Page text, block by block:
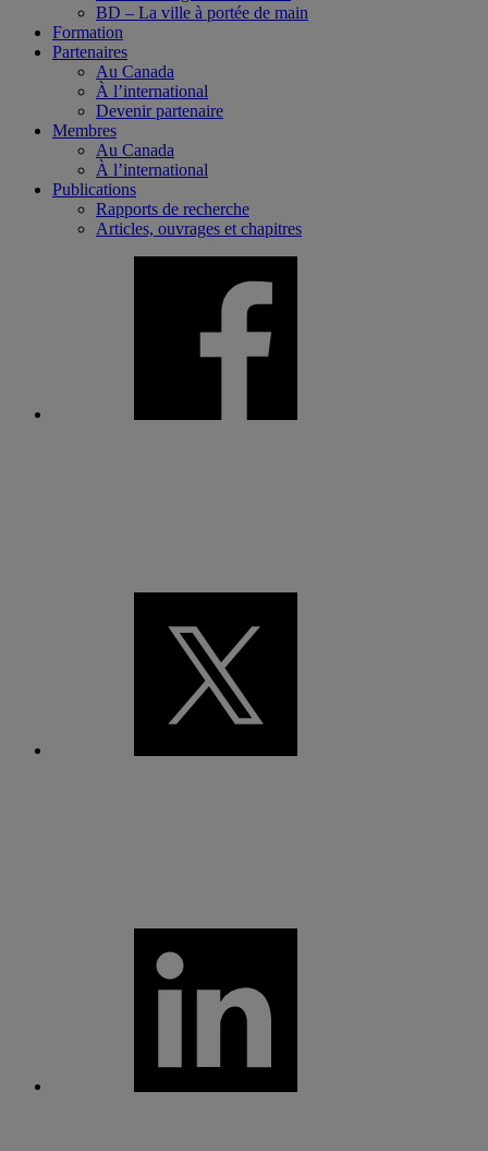
BD – La ville à portée de main
Formation
Partenaires
Au Canada
À l’international
Devenir partenaire
Membres
Au Canada
À l’international
Publications
Rapports de recherche
Articles, ouvrages et chapitres